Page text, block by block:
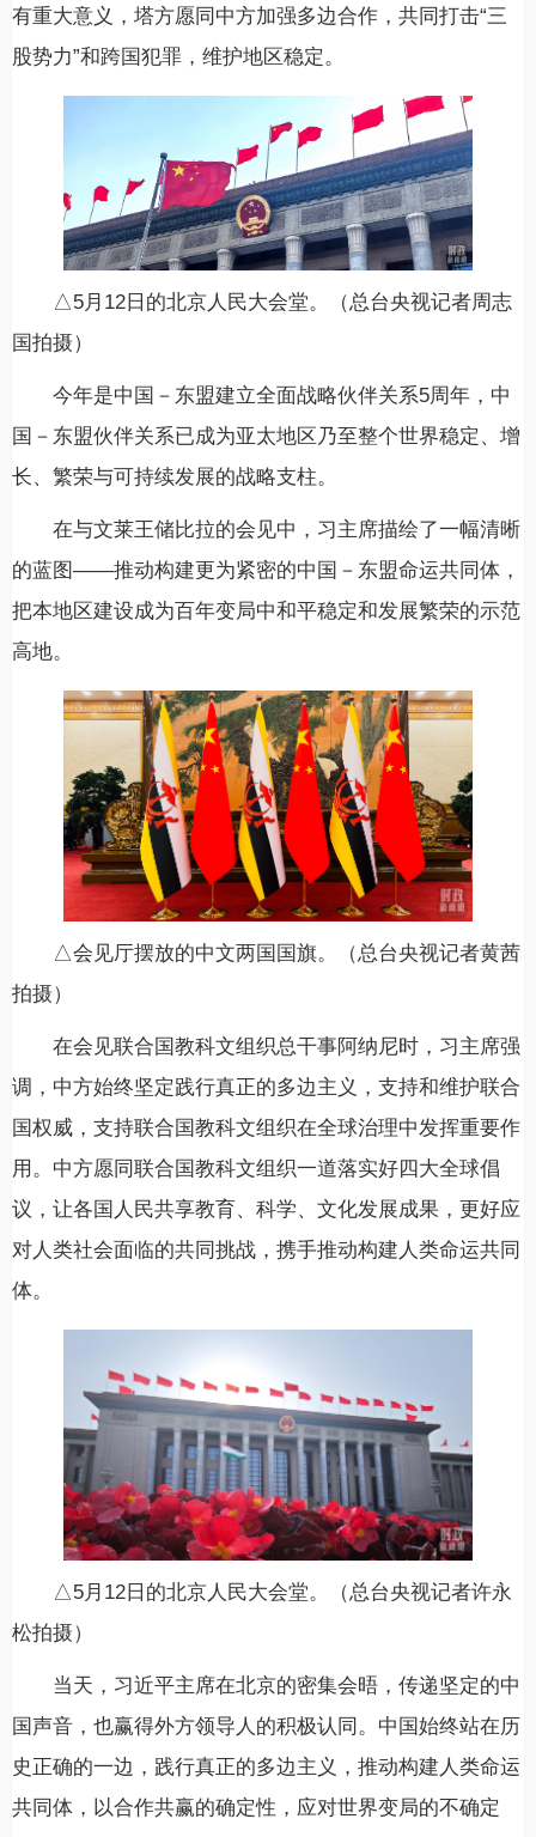
有重大意义，塔方愿同中方加强多边合作，共同打击“三
股势力”和跨国犯罪，维护地区稳定。
△5月12日的北京人民大会堂。（总台央视记者周志
国拍摄）
今年是中国－东盟建立全面战略伙伴关系5周年，中
国－东盟伙伴关系已成为亚太地区乃至整个世界稳定、增
长、繁荣与可持续发展的战略支柱。
在与文莱王储比拉的会见中，习主席描绘了一幅清晰
的蓝图——推动构建更为紧密的中国－东盟命运共同体，
把本地区建设成为百年变局中和平稳定和发展繁荣的示范
高地。
△会见厅摆放的中文两国国旗。（总台央视记者黄茜
拍摄）
在会见联合国教科文组织总干事阿纳尼时，习主席强
调，中方始终坚定践行真正的多边主义，支持和维护联合
国权威，支持联合国教科文组织在全球治理中发挥重要作
用。中方愿同联合国教科文组织一道落实好四大全球倡
议，让各国人民共享教育、科学、文化发展成果，更好应
对人类社会面临的共同挑战，携手推动构建人类命运共同
体。
△5月12日的北京人民大会堂。（总台央视记者许永
松拍摄）
当天，习近平主席在北京的密集会晤，传递坚定的中
国声音，也赢得外方领导人的积极认同。中国始终站在历
史正确的一边，践行真正的多边主义，推动构建人类命运
共同体，以合作共赢的确定性，应对世界变局的不确定